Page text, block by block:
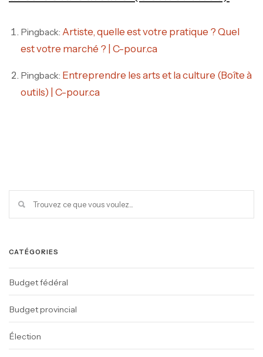
Pingback: Artiste, quelle est votre pratique ? Quel
est votre marché ? | C-pour.ca
Pingback: Entreprendre les arts et la culture (Boîte à
outils) | C-pour.ca
CATÉGORIES
Budget fédéral
Budget provincial
Élection